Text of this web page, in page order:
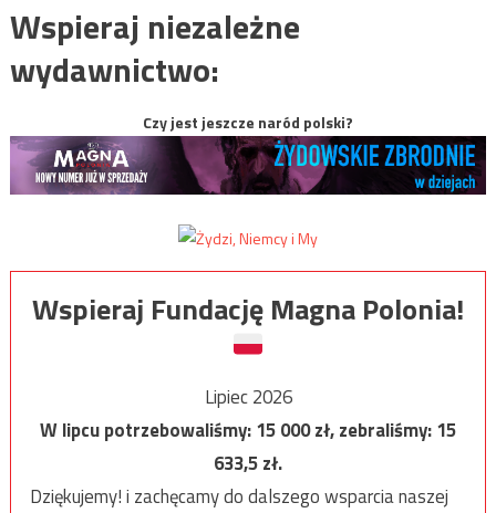
Wspieraj niezależne
wydawnictwo:
Czy jest jeszcze naród polski?
Wspieraj Fundację Magna Polonia!
Lipiec 2026
W lipcu potrzebowaliśmy:15 000zł, zebraliśmy:15
633,5zł.
Dziękujemy! i zachęcamy do dalszego wsparcia naszej